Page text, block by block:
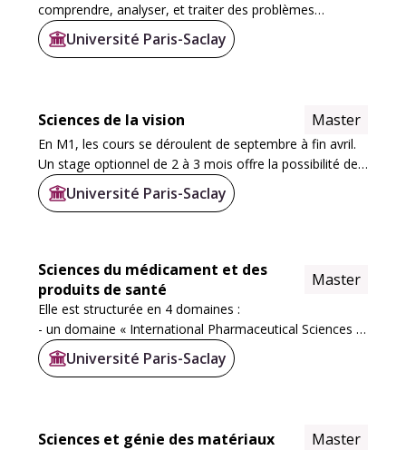
comprendre, analyser, et traiter des problèmes
complexes liés au système Terre (océans-atmosphère-
hydrosphère-surfaces et interfaces continentales...
Université Paris-Saclay
Sciences de la vision Master
En M1, les cours se déroulent de septembre à fin avril.
Un stage optionnel de 2 à 3 mois offre la possibilité de
renforcer ses compétences techniques et/ou de
découvrir le monde de la recherche. En M2...
Université Paris-Saclay
Sciences du médicament et des
produits de santé
Master
Elle est structurée en 4 domaines :
- un domaine « International Pharmaceutical Sciences »
constitué du parcours-type M1-M2, Development of
Drugs and Health Products (D2HP) enseigné en anglais.
Université Paris-Saclay
Sciences et génie des matériaux Master